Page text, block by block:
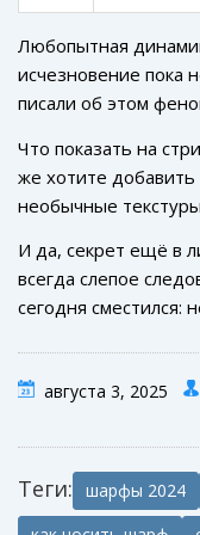
Любопытная
исчезновение пока
писали об этом
боа, тонких
современные
классикой и
дизайнеры всё
многослойные
«шарф-капюшоны»,
Что показать на
же хотите
необычные
найти один-
образ
И да, секрет ещё в
всегда слепое
сегодня сместился:
августа 3, 2025
Теги: шарфы 2024